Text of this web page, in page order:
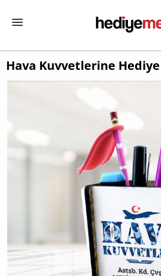
Hava Kuvvetlerine